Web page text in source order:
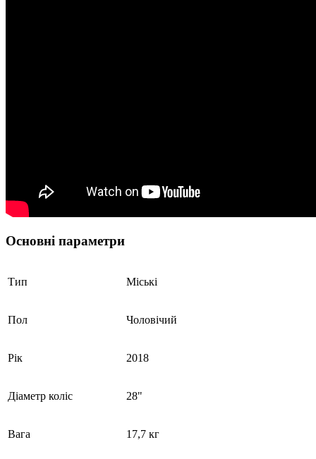
Основні параметри
Тип Міські
Пол Чоловічий
Рік 2018
Діаметр коліс 28"
Вага 17,7 кг